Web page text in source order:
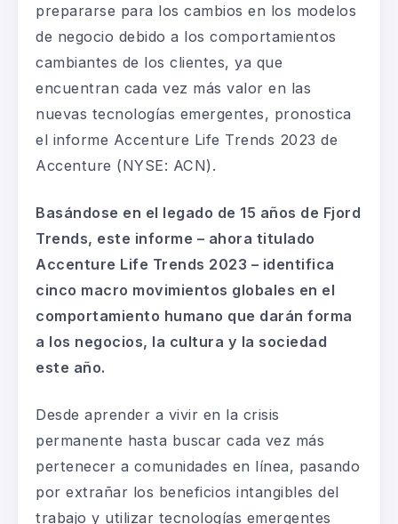
prepararse para los cambios en los modelos
de negocio debido a los comportamientos
cambiantes de los clientes, ya que
encuentran cada vez más valor en las
nuevas tecnologías emergentes, pronostica
el informe Accenture Life Trends 2023 de
Accenture (NYSE: ACN).
Basándose en el legado de 15 años de Fjord
Trends, este informe – ahora titulado
Accenture Life Trends 2023 – identifica
cinco macro movimientos globales en el
comportamiento humano que darán forma
a los negocios, la cultura y la sociedad
este año.
Desde aprender a vivir en la crisis
permanente hasta buscar cada vez más
pertenecer a comunidades en línea, pasando
por extrañar los beneficios intangibles del
trabajo y utilizar tecnologías emergentes